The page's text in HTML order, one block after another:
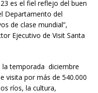
es el fiel reflejo del buen
Departamento del
de clase mundial”,
Ejecutivo de Visit Santa
la temporada diciembre
visita por más de 540.000
ríos, la cultura,